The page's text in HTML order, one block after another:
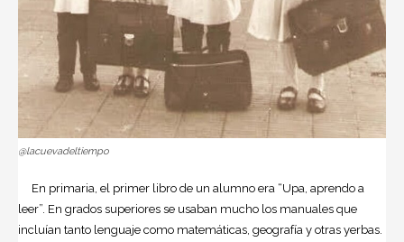
@lacuevadeltiempo
En primaria, el primer libro de un alumno era “Upa, aprendo a
leer”. En grados superiores se usaban mucho los manuales que
incluían tanto lenguaje como matemáticas, geografía y otras yerbas.